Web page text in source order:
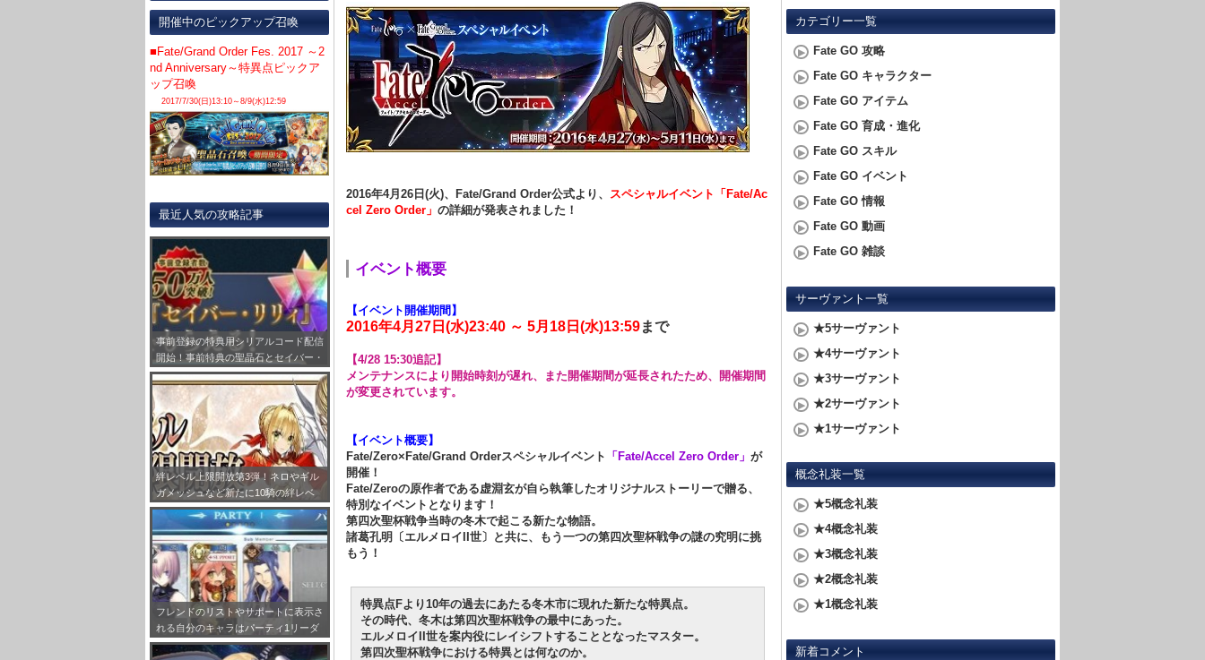
開催中のピックアップ召喚
■Fate/Grand Order Fes. 2017 ～2
nd Anniversary～特異点ピックア
ップ召喚
2017/7/30(日)13:10～8/9(水)12:59
最近人気の攻略記事
事前登録の特典用シリアルコード配信
開始！事前特典の聖晶石とセイバー・
リリィの受け取り方法をまとめてみ
た！
絆レベル上限開放第3弾！ネロやギル
ガメッシュなど新たに10騎の絆レベ
ルが最大Lv.10まで開放!!
フレンドのリストやサポートに表示さ
れる自分のキャラはパーティ1リーダ
ーで固定だぞ！
2016年4月26日(火)、Fate/Grand Order公式より、 スペシャルイベント「Fate/Ac
cel Zero Order」 の詳細が発表されました！
イベント概要
【イベント開催期間】
2016年4月27日(水)23:40 ～ 5月18日(水)13:59まで
【4/28 15:30追記】
メンテナンスにより開始時刻が遅れ、また開催期間が延長されたため、開催期間
が変更されています。
【イベント概要】
Fate/Zero×Fate/Grand Orderスペシャルイベント 「Fate/Accel Zero Order」 が
開催！
Fate/Zeroの原作者である虚淵玄が自ら執筆したオリジナルストーリーで贈る、
特別なイベントとなります！
第四次聖杯戦争当時の冬木で起こる新たな物語。
諸葛孔明〔エルメロイII世〕と共に、もう一つの第四次聖杯戦争の謎の究明に挑
もう！
特異点Fより10年の過去にあたる冬木市に現れた新たな特異点。
その時代、冬木は第四次聖杯戦争の最中にあった。
エルメロイII世を案内役にレイシフトすることとなったマスター。
第四次聖杯戦争における特異とは何なのか。
カテゴリー一覧
Fate GO 攻略
Fate GO キャラクター
Fate GO アイテム
Fate GO 育成・進化
Fate GO スキル
Fate GO イベント
Fate GO 情報
Fate GO 動画
Fate GO 雑談
サーヴァント一覧
★5サーヴァント
★4サーヴァント
★3サーヴァント
★2サーヴァント
★1サーヴァント
概念礼装一覧
★5概念礼装
★4概念礼装
★3概念礼装
★2概念礼装
★1概念礼装
新着コメント